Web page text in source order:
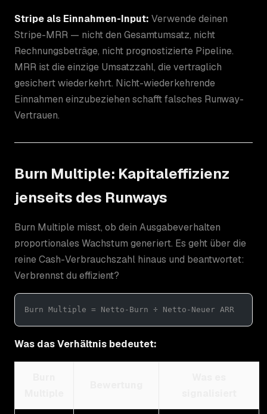
Stripe als Einnahmen-Input: Verwende deinen
Stripe-MRR — nicht den Gesamtumsatz, nicht
Rechnungsbeträge, nicht prognostizierte Pipeline.
MRR ist die einzige Umsatzzahl, die vertraglich
gesichert wiederkehrt. Nicht-wiederkehrende
Einnahmen einzubeziehen schafft falsches Runway-
Vertrauen.
Burn Multiple: Kapitaleffizienz
jenseits des Runways
Burn Multiple misst, ob dein Ausgabeverhalten
proportionales Wachstum generiert. Es geht über die
reine Cash-Verbrauchszahl hinaus und beantwortet:
Verbrennst du effizient?
Burn Multiple = Netto-Burn ÷ Netto-Neuer ARR
Was das Verhältnis bedeutet: